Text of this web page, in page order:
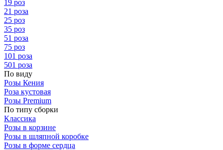
19 роз
21 роза
25 роз
35 роз
51 роза
75 роз
101 роза
501 роза
По виду
Розы Кения
Роза кустовая
Розы Premium
По типу сборки
Классика
Розы в корзине
Розы в шляпной коробке
Розы в форме сердца